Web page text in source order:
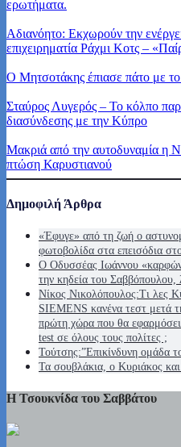
ερωτήματα.
Αδιανόητο: Εκχωρούν την
επιχειρηματία Ράχμι Κοτς –
Ο Μητσοτάκης έπιασε πάτο με
Σταύρος Λυγερός – Το κόλπο
διασύνδεσης με την Κύπρο
Μακριά από την αυτοδυναμία η
πτώση Καρυστιανού
Δημοφιλή Άρθρα
«Έφυγε» από τη ζωή ο
φωτοβολίδα στα επεισόδια
Ο Οδυσσέας Ιωάννου
την κηδεία του Σαββόπουλου,
Νίκος Νικολόπουλος:Τι λες
SIEMENS κανένα τεστ μετά
πρώτη χώρα που θα
test σε όλους τους πολίτες ;
Τούτσης:”Επικίνδυνη ομάδα
Τα σουβλάκια, ο Κυριάκος
Η Τσουκνίδα του Σαββάτου